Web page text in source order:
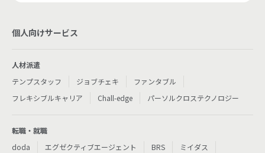
個人向けサービス
人材派遣
テンプスタッフ
ジョブチェキ
ファンタブル
フレキシブルキャリア
Chall-edge パーソルクロステクノロジー
転職・就職
doda
エグゼクティブエージェント BRS
ミイダス